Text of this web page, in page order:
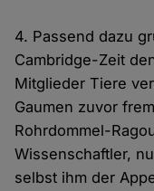
4. Passend dazu
Cambridge-Zeit
Mitglieder Tiere
Gaumen zuvor
Rohrdommel-
Wissenschaftler,
selbst ihm der